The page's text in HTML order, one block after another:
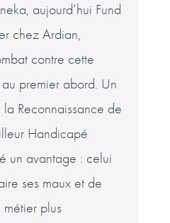
aujourd’hui Fund
chez Ardian,
contre cette
premier abord. Un
Reconnaissance de
Handicapé
un avantage : celui
ses maux et de
plus